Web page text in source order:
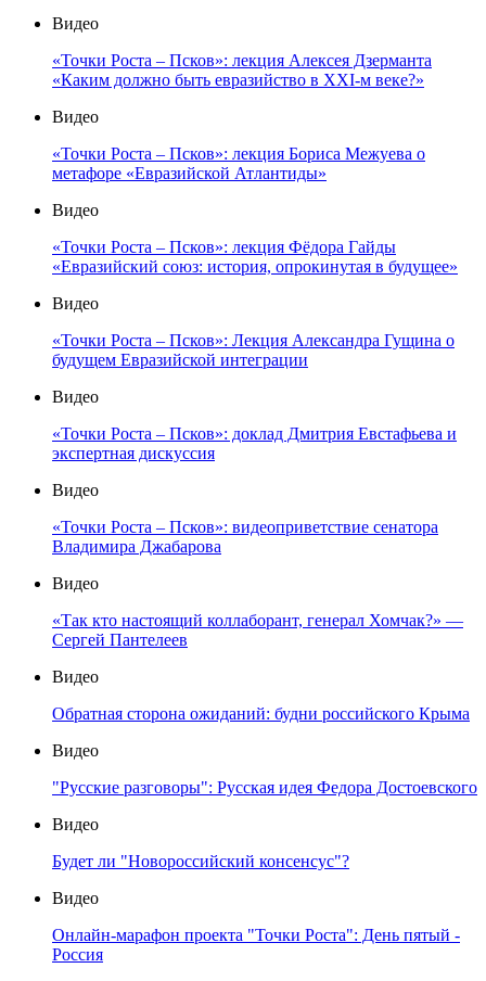
Видео
«Точки Роста – Псков»: лекция Алексея Дзерманта
«Каким должно быть евразийство в XXI-м веке?»
Видео
«Точки Роста – Псков»: лекция Бориса Межуева о
метафоре «Евразийской Атлантиды»
Видео
«Точки Роста – Псков»: лекция Фёдора Гайды
«Евразийский союз: история, опрокинутая в будущее»
Видео
«Точки Роста – Псков»: Лекция Александра Гущина о
будущем Евразийской интеграции
Видео
«Точки Роста – Псков»: доклад Дмитрия Евстафьева и
экспертная дискуссия
Видео
«Точки Роста – Псков»: видеоприветствие сенатора
Владимира Джабарова
Видео
«Так кто настоящий коллаборант, генерал Хомчак?» —
Сергей Пантелеев
Видео
Обратная сторона ожиданий: будни российского Крыма
Видео
"Русские разговоры": Русская идея Федора Достоевского
Видео
Будет ли "Новороссийский консенсус"?
Видео
Онлайн-марафон проекта "Точки Роста": День пятый -
Россия